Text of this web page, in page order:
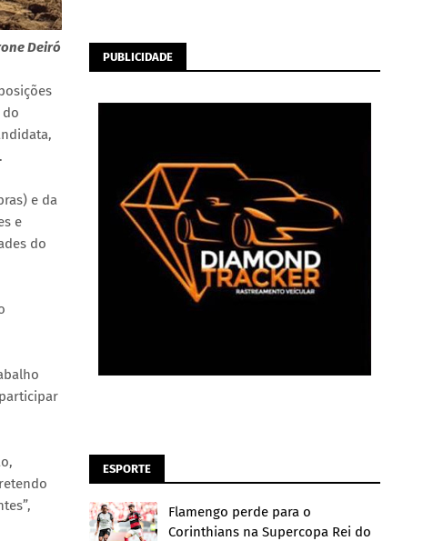
Deiró
e da
e
do
PUBLICIDADE
ESPORTE
Flamengo perde para o
Corinthians na Supercopa Rei do